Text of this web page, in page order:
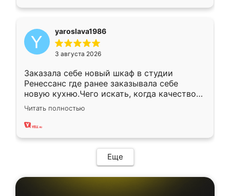
yaroslava1986
3 августа 2026
Заказала себе новый шкаф в студии
Ренессанс где ранее заказывала себе
новую кухню.Чего искать, когда качеством
вполне довольна. Служит кухня уже почти
два года, нареканий нет.
Читать полностью
Еще